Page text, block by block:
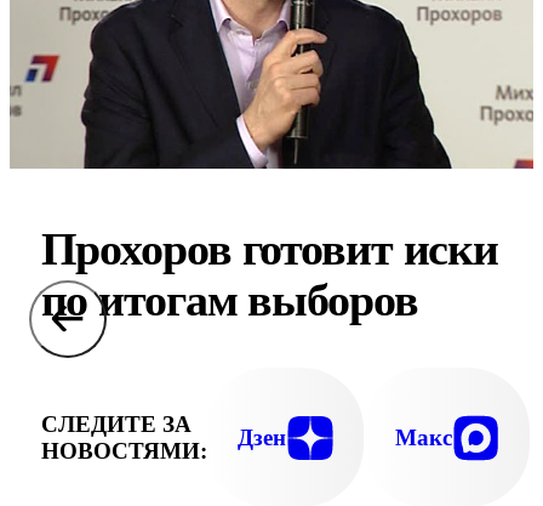
Прохоров готовит иски
по итогам выборов
СЛЕДИТЕ ЗА
НОВОСТЯМИ:
Дзен Макс